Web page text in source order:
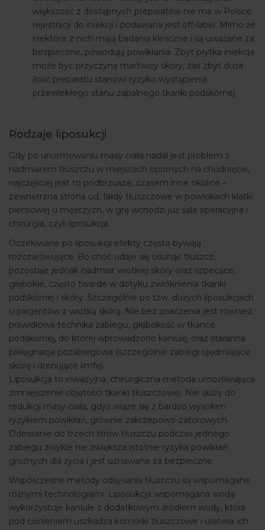
większość z dostępnych preparatów nie ma w Polsce
rejestracji do iniekcji i podawana jest off-label. Mimo że
niektóre z nich mają badania kliniczne i są uważane za
bezpieczne, powodują powikłania. Zbyt płytka iniekcja
może być przyczyną martwicy skóry, zaś zbyt duża
ilość preparatu stanowi ryzyko wystąpienia
przewlekłego stanu zapalnego tkanki podskórnej.
Rodzaje liposukcji
Gdy po unormowaniu masy ciała nadal jest problem z
nadmiarem tłuszczu w miejscach opornych na chudnięcie,
najczęściej jest to podbrzusze, czasem inne okolice –
zewnętrzna strona ud, fałdy tłuszczowe w powłokach klatki
piersiowej u mężczyzn, w grę wchodzi już sala operacyjna i
chirurgia, czyli liposukcja.
Oczekiwane po liposukcji efekty często bywają
rozczarowujące. Bo choć udaje się usunąć tłuszcz,
pozostaje jednak nadmiar wiotkiej skóry oraz szpecące,
głębokie, często twarde w dotyku zwłóknienia tkanki
podskórnej i skóry. Szczególnie po tzw. dużych liposukcjach
u pacjentów z wiotką skórą. Nie bez znaczenia jest również
prawidłowa technika zabiegu, głębokość w tkance
podskórnej, do której wprowadzono kaniulę, oraz staranna
pielęgnacja pozabiegowa (szczególnie zabiegi ujędrniające
skórę i drenujące limfę).
Liposukcja to inwazyjna, chirurgiczna metoda umożliwiająca
zmniejszenie objętości tkanki tłuszczowej. Nie służy do
redukcji masy ciała, gdyż wiąże się z bardzo wysokim
ryzykiem powikłań, głównie zakrzepowo-zatorowych.
Odessanie do trzech litrów tłuszczu podczas jednego
zabiegu zwykle nie zwiększa istotnie ryzyka powikłań
groźnych dla życia i jest uznawane za bezpieczne.
Współczesne metody odsysania tłuszczu są wspomagane
różnymi technologiami. Liposukcja wspomagana wodą
wykorzystuje kaniule z dodatkowym źródłem wody, która
pod ciśnieniem uszkadza komórki tłuszczowe i ułatwia ich